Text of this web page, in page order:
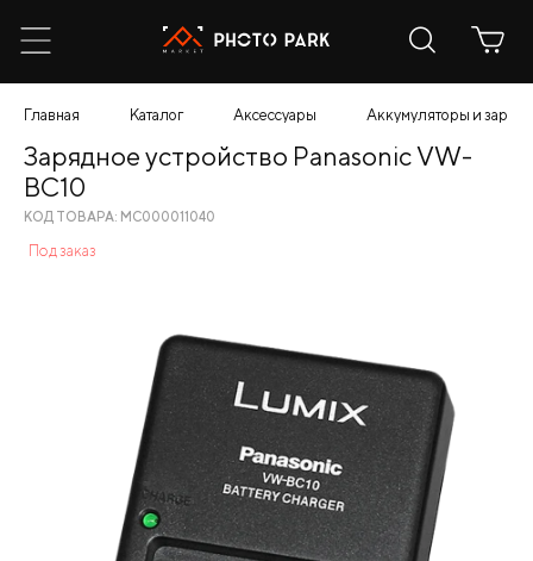
Главная Каталог Аксессуары Аккумуляторы и
Зарядное устройство Panasonic VW-
BC10
КОД ТОВАРА: МС000011040
Под заказ